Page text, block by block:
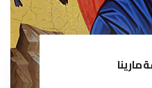
مارينا